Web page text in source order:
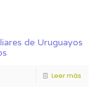
de Uruguayos
Leer más